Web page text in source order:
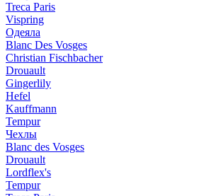
Treca Paris
Vispring
Одеяла
Blanc Des Vosges
Christian Fischbacher
Drouault
Gingerlily
Hefel
Kauffmann
Tempur
Чехлы
Blanc des Vosges
Drouault
Lordflex's
Tempur